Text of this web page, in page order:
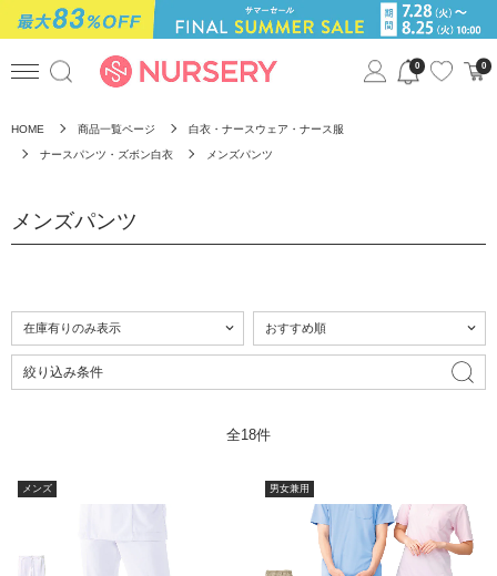
0 0
HOME 商品一覧ページ 白衣・ナースウェア・ナース服
ナースパンツ・ズボン白衣 メンズパンツ
メンズパンツ
絞り込み条件
全18件
メンズ 男女兼用